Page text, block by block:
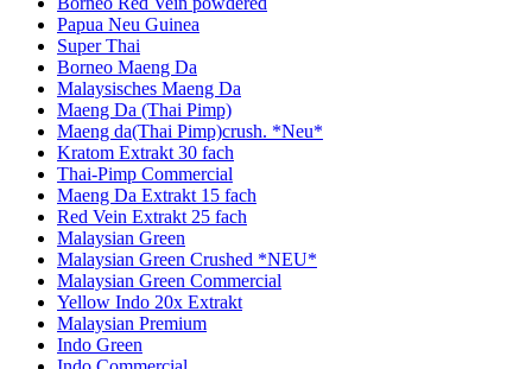
Papua Neu Guinea
Super Thai
Borneo Maeng Da
Malaysisches Maeng Da
Maeng Da (Thai Pimp)
Maeng da(Thai Pimp)crush. *Neu*
Kratom Extrakt 30 fach
Thai-Pimp Commercial
Maeng Da Extrakt 15 fach
Red Vein Extrakt 25 fach
Malaysian Green
Malaysian Green Crushed *NEU*
Malaysian Green Commercial
Yellow Indo 20x Extrakt
Malaysian Premium
Indo Green